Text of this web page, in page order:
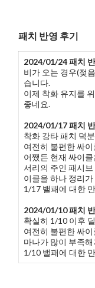
패치 반영 후기
2024/01/24 패치
비가 오는 경우(젖
습니다.
이제 착화 유지를
좋네요.
2024/01/17 패치
착화 강타 패치 덕
여전히 불편한 싸
어쨌든 현재 싸이
서리의 주인 패시브
이클을 하나 정리
1/17 밸패에 대한
2024/01/10 패치
확실히 1/10 이후
여전히 불편한 싸
마나가 많이 부족해
1/10 밸패에 대한